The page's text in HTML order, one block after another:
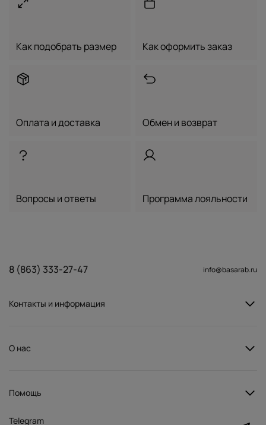
Как подобрать размер Как оформить заказ
Оплата и доставка Обмен и возврат
Вопросы и ответы Программа лояльности
8 (863) 333-27-47 info@basarab.ru
Контакты и информация
О нас
Помощь
Telegram